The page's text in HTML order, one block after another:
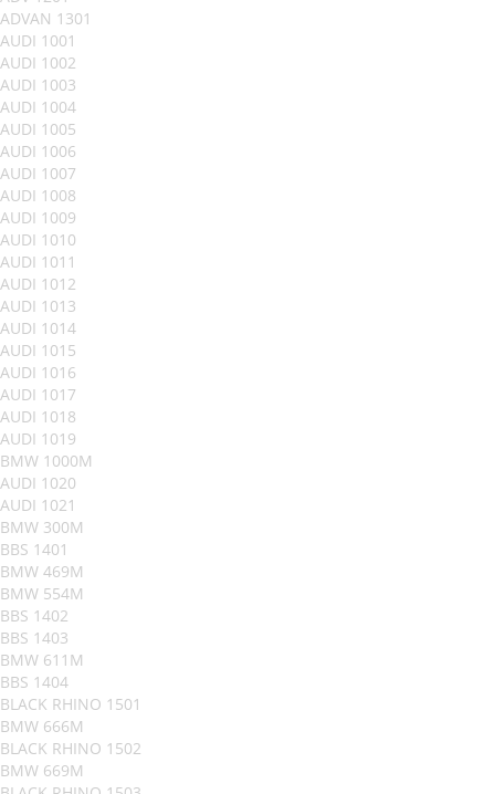
ADVAN 1301
AUDI 1001
AUDI 1002
AUDI 1003
AUDI 1004
AUDI 1005
AUDI 1006
AUDI 1007
AUDI 1008
AUDI 1009
AUDI 1010
AUDI 1011
AUDI 1012
AUDI 1013
AUDI 1014
AUDI 1015
AUDI 1016
AUDI 1017
AUDI 1018
AUDI 1019
BMW 1000M
AUDI 1020
AUDI 1021
BMW 300M
BBS 1401
BMW 469M
BMW 554M
BBS 1402
BBS 1403
BMW 611M
BBS 1404
BLACK RHINO 1501
BMW 666M
BLACK RHINO 1502
BMW 669M